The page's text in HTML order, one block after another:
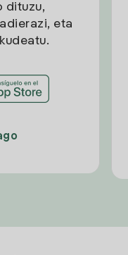
dituzu,
eta